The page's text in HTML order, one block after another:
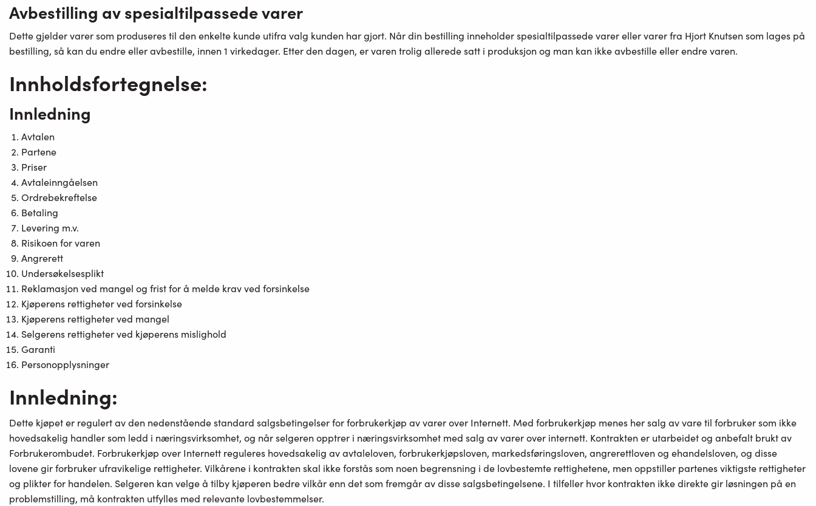
Avbestilling av spesialtilpassede varer
Dette gjelder varer som produseres til den enkelte kunde utifra valg kunden har gjort. Når din bestilling inneholder spesialtilpassede varer eller varer fra Hjort Knutsen som lages på
bestilling, så kan du endre eller avbestille, innen 1 virkedager. Etter den dagen, er varen trolig allerede satt i produksjon og man kan ikke avbestille eller endre varen.
Innholdsfortegnelse:
Innledning
Avtalen
Partene
Priser
Avtaleinngåelsen
Ordrebekreftelse
Betaling
Levering m.v.
Risikoen for varen
Angrerett
Undersøkelsesplikt
Reklamasjon ved mangel og frist for å melde krav ved forsinkelse
Kjøperens rettigheter ved forsinkelse
Kjøperens rettigheter ved mangel
Selgerens rettigheter ved kjøperens mislighold
Garanti
Personopplysninger
Innledning:
Dette kjøpet er regulert av den nedenstående standard salgsbetingelser for forbrukerkjøp av varer over Internett. Med forbrukerkjøp menes her salg av vare til forbruker som ikke
hovedsakelig handler som ledd i næringsvirksomhet, og når selgeren opptrer i næringsvirksomhet med salg av varer over internett. Kontrakten er utarbeidet og anbefalt brukt av
Forbrukerombudet. Forbrukerkjøp over Internett reguleres hovedsakelig av avtaleloven, forbrukerkjøpsloven, markedsføringsloven, angrerettloven og ehandelsloven, og disse
lovene gir forbruker ufravikelige rettigheter. Vilkårene i kontrakten skal ikke forstås som noen begrensning i de lovbestemte rettighetene, men oppstiller partenes viktigste rettigheter
og plikter for handelen. Selgeren kan velge å tilby kjøperen bedre vilkår enn det som fremgår av disse salgsbetingelsene. I tilfeller hvor kontrakten ikke direkte gir løsningen på en
problemstilling, må kontrakten utfylles med relevante lovbestemmelser.